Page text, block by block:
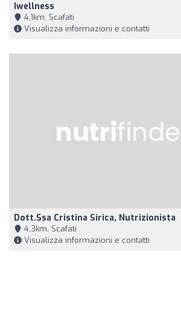
Iwellness
4,1km, Scafati
Visualizza informazioni e contatti
Dott.ssa Cristina Sirica, Nutrizionista
4,3km, Scafati
Visualizza informazioni e contatti